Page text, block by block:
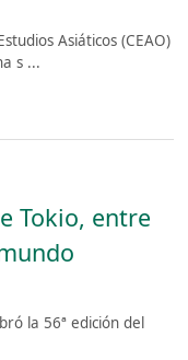
Asiáticos (CEAO)
s ...
Tokio, entre
la 56ª edición del